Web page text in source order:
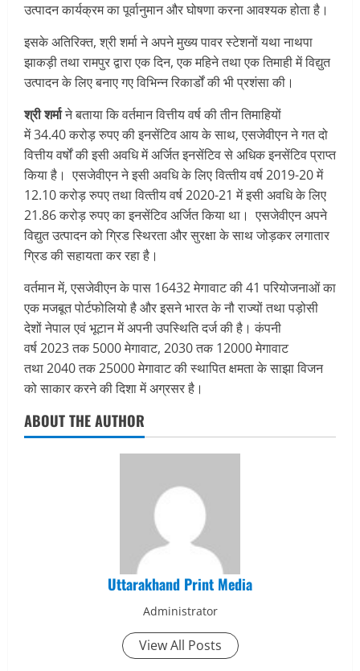
उत्पादन कार्यक्रम का पूर्वानुमान और घोषणा करना आवश्‍यक होता है।
इसके अतिरिक्‍त, श्री शर्मा ने अपने मुख्‍य पावर स्‍टेशनों यथा नाथपा
झाकड़ी तथा रामपुर द्वारा एक दिन, एक महिने तथा एक तिमाही में विद्युत
उत्‍पादन के लिए बनाए गए विभिन्‍न रिकार्डों की भी प्रशंसा की।
श्री शर्माने बताया कि वर्तमान वित्तीय वर्ष की तीन तिमाहियों
में 34.40 करोड़ रुपए की इनसेंटिव आय के साथ, एसजेवीएन ने गत दो
वित्तीय वर्षों की इसी अवधि में अर्जित इनसेंटिव से अधिक इनसेंटिव प्राप्‍त
किया है। एसजेवीएन ने इसी अवधि के लिए वित्‍तीय वर्ष 2019-20 में
12.10 करोड़ रुपए तथा वित्‍तीय वर्ष 2020-21 में इसी अवधि के लिए
21.86 करोड़ रुपए का इनसेंटिव अर्जित किया था। एसजेवीएन अपने
विद्युत उत्पादन को ग्रिड स्थिरता और सुरक्षा के साथ जोड़कर लगातार
ग्रिड की सहायता कर रहा है।
वर्तमान में, एसजेवीएन के पास 16432 मेगावाट की 41 परियोजनाओं का
एक मजबूत पोर्टफोलियो है और इसने भारत के नौ राज्यों तथा पड़ोसी
देशों नेपाल एवं भूटान में अपनी उपस्थिति दर्ज की है। कंपनी
वर्ष 2023 तक 5000 मेगावाट, 2030 तक 12000 मेगावाट
तथा 2040 तक 25000 मेगावाट की स्थापित क्षमता के साझा विजन
को साकार करने की दिशा में अग्रसर है।
ABOUT THE AUTHOR
Uttarakhand Print Media
Administrator
View All Posts